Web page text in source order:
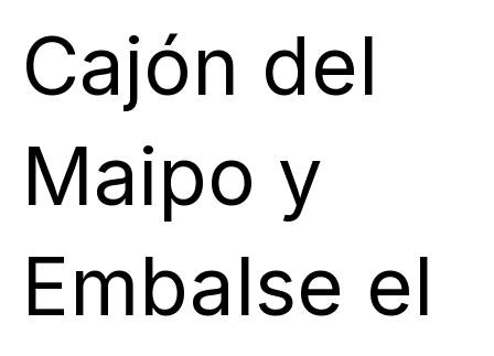
Cajón del
Maipo y
Embalse el